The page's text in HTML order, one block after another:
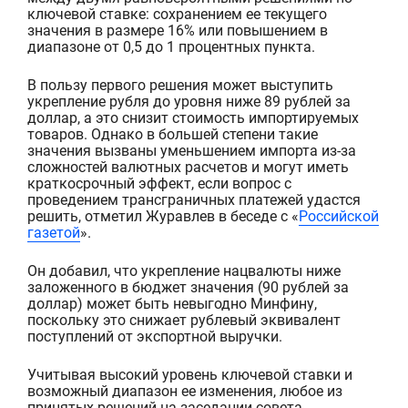
ключевой ставке: сохранением ее текущего
значения в размере 16% или повышением в
диапазоне от 0,5 до 1 процентных пункта.
В пользу первого решения может выступить
укрепление рубля до уровня ниже 89 рублей за
доллар, а это снизит стоимость импортируемых
товаров. Однако в большей степени такие
значения вызваны уменьшением импорта из-за
сложностей валютных расчетов и могут иметь
краткосрочный эффект, если вопрос с
проведением трансграничных платежей удастся
решить, отметил Журавлев в беседе с «Российской
газетой».
Он добавил, что укрепление нацвалюты ниже
заложенного в бюджет значения (90 рублей за
доллар) может быть невыгодно Минфину,
поскольку это снижает рублевый эквивалент
поступлений от экспортной выручки.
Учитывая высокий уровень ключевой ставки и
возможный диапазон ее изменения, любое из